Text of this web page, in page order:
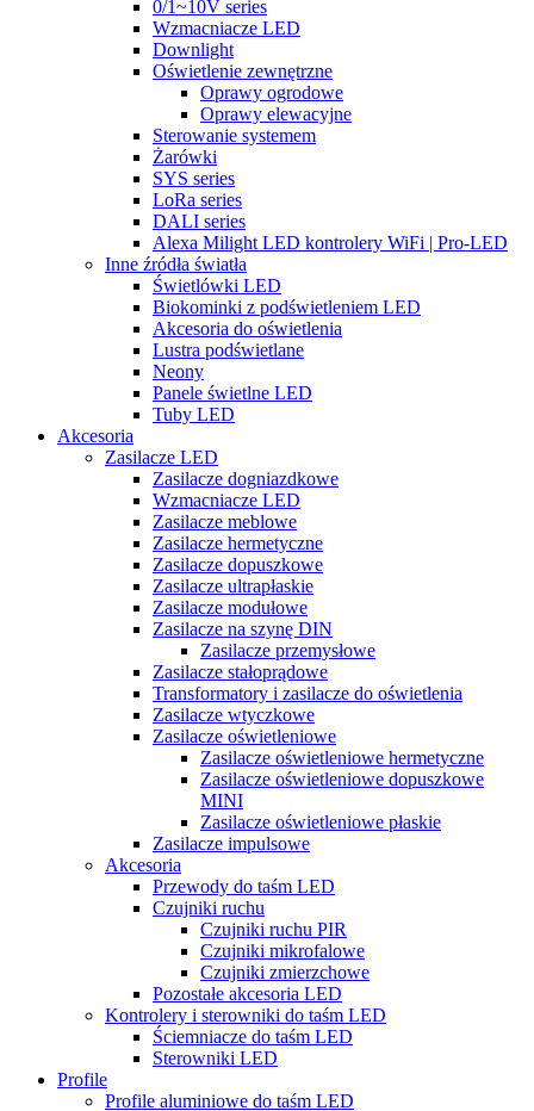
0/1~10V series
Wzmacniacze LED
Downlight
Oświetlenie zewnętrzne
Oprawy ogrodowe
Oprawy elewacyjne
Sterowanie systemem
Żarówki
SYS series
LoRa series
DALI series
Alexa Milight LED kontrolery WiFi | Pro-LED
Inne źródła światła
Świetlówki LED
Biokominki z podświetleniem LED
Akcesoria do oświetlenia
Lustra podświetlane
Neony
Panele świetlne LED
Tuby LED
Akcesoria
Zasilacze LED
Zasilacze dogniazdkowe
Wzmacniacze LED
Zasilacze meblowe
Zasilacze hermetyczne
Zasilacze dopuszkowe
Zasilacze ultrapłaskie
Zasilacze modułowe
Zasilacze na szynę DIN
Zasilacze przemysłowe
Zasilacze stałoprądowe
Transformatory i zasilacze do oświetlenia
Zasilacze wtyczkowe
Zasilacze oświetleniowe
Zasilacze oświetleniowe hermetyczne
Zasilacze oświetleniowe dopuszkowe
MINI
Zasilacze oświetleniowe płaskie
Zasilacze impulsowe
Akcesoria
Przewody do taśm LED
Czujniki ruchu
Czujniki ruchu PIR
Czujniki mikrofalowe
Czujniki zmierzchowe
Pozostałe akcesoria LED
Kontrolery i sterowniki do taśm LED
Ściemniacze do taśm LED
Sterowniki LED
Profile
Profile aluminiowe do taśm LED